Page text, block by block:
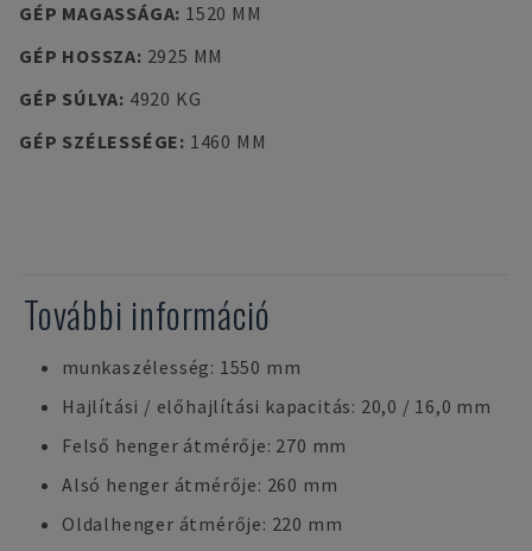
GÉP MAGASSÁGA: 1520 MM
GÉP HOSSZA: 2925 MM
GÉP SÚLYA: 4920 KG
GÉP SZÉLESSÉGE: 1460 MM
További információ
munkaszélesség: 1550 mm
Hajlítási / előhajlítási kapacitás: 20,0 / 16,0 mm
Felső henger átmérője: 270 mm
Alsó henger átmérője: 260 mm
Oldalhenger átmérője: 220 mm